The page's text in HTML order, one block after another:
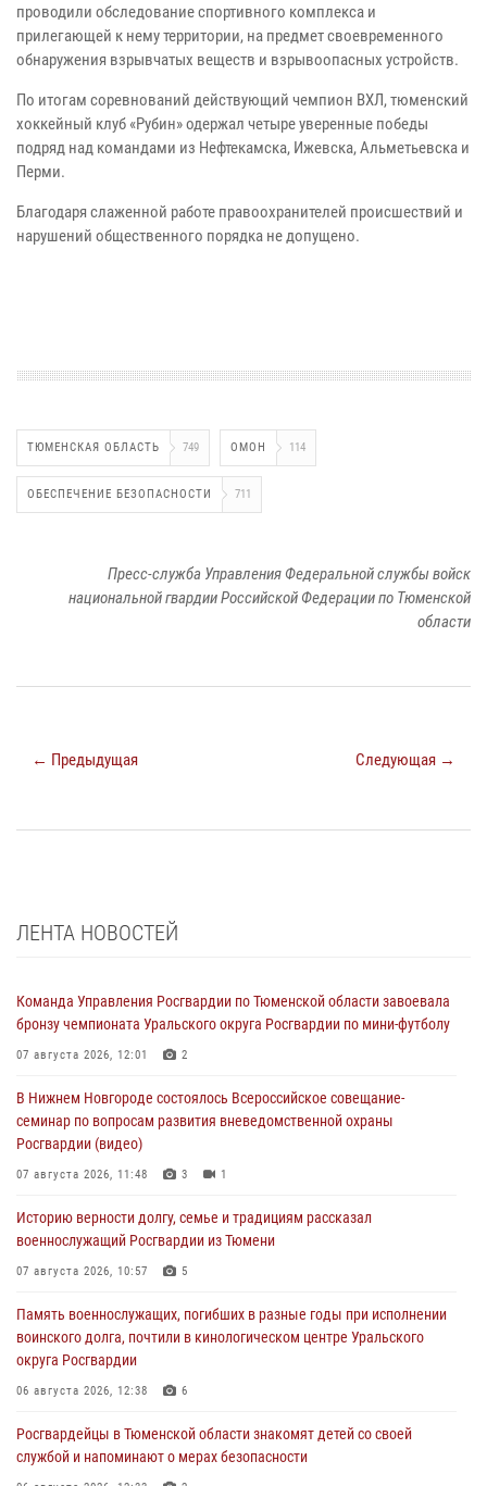
проводили обследование спортивного комплекса и
прилегающей к нему территории, на предмет своевременного
обнаружения взрывчатых веществ и взрывоопасных устройств.
По итогам соревнований действующий чемпион ВХЛ, тюменский
хоккейный клуб «Рубин» одержал четыре уверенные победы
подряд над командами из Нефтекамска, Ижевска, Альметьевска и
Перми.
Благодаря слаженной работе правоохранителей происшествий и
нарушений общественного порядка не допущено.
ТЮМЕНСКАЯ ОБЛАСТЬ 749 ОМОН 114
ОБЕСПЕЧЕНИЕ БЕЗОПАСНОСТИ 711
Пресс-служба Управления Федеральной службы войск
национальной гвардии Российской Федерации по Тюменской
области
← Предыдущая Следующая →
ЛЕНТА НОВОСТЕЙ
Команда Управления Росгвардии по Тюменской области завоевала
бронзу чемпионата Уральского округа Росгвардии по мини-футболу
07 августа 2026, 12:01 2
В Нижнем Новгороде состоялось Всероссийское совещание-
семинар по вопросам развития вневедомственной охраны
Росгвардии (видео)
07 августа 2026, 11:48 3 1
Историю верности долгу, семье и традициям рассказал
военнослужащий Росгвардии из Тюмени
07 августа 2026, 10:57 5
Память военнослужащих, погибших в разные годы при исполнении
воинского долга, почтили в кинологическом центре Уральского
округа Росгвардии
06 августа 2026, 12:38 6
Росгвардейцы в Тюменской области знакомят детей со своей
службой и напоминают о мерах безопасности